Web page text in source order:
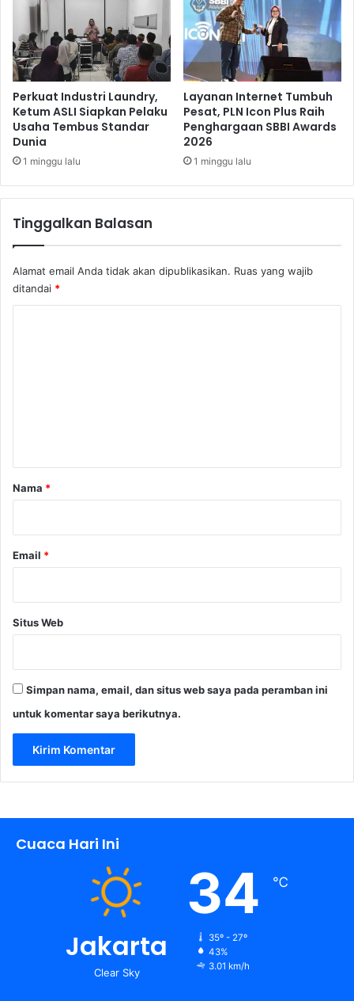
1
8
8
P
a
l
i
m
n
m
4
7
t
i
7
6
e
r
s
d
m
e
Perkuat Industri Laundry,
Ketum ASLI Siapkan Pelaku
Usaha Tembus Standar
Dunia
1 minggu lalu
Layanan Internet Tumbuh
Pesat, PLN Icon Plus Raih
Penghargaan SBBI Awards
2026
1 minggu lalu
Tinggalkan Balasan
Alamat email Anda tidak akan dipublikasikan. Ruas yang wajib
ditandai *
rNama *
Email *
Situs Web
Simpan nama, email, dan situs web saya pada peramban ini
untuk komentar saya berikutnya.
Cuaca Hari Ini
Jakarta
Clear Sky
34 ℃
35º - 27º
43%
3.01 km/h